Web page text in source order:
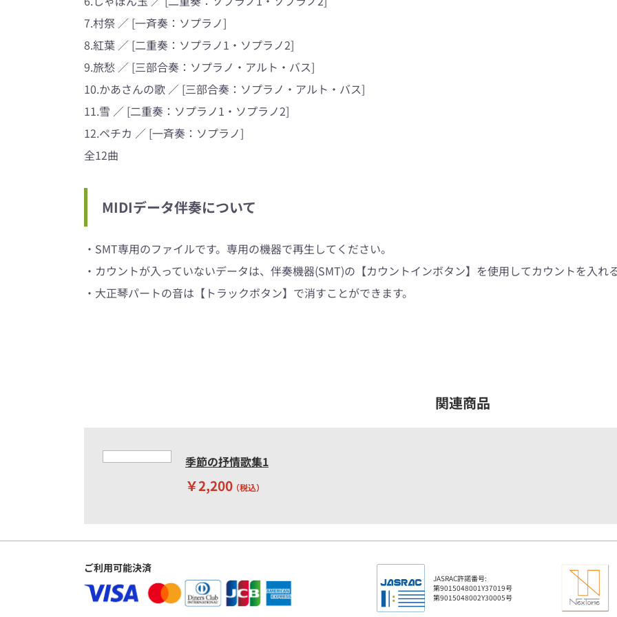
7.村祭 ／ [一斉奏：ソプラノ]
8.紅葉 ／ [二重奏：ソプラノ1・ソプラノ2]
9.旅愁 ／ [三部合奏：ソプラノ・アルト・バス]
10.かあさんの歌 ／ [三部合奏：ソプラノ・アルト・バス]
11.雪 ／ [二重奏：ソプラノ1・ソプラノ2]
12.ペチカ ／ [一斉奏：ソプラノ]
全12曲
MIDIデータ伴奏について
・SMT専用のファイルです。専用の機器で再生してください。
・カウントが入っていないデータは、伴奏機器(SMT)の【カウントインボタン】を使用してカウントを入れ
・大正琴パートの音は【トラックボタン】で消すことができます。
関連商品
季節の抒情歌集1
￥2,200（税込）
ご利用可能決済
JASRAC許諾番号:
第9015048001Y37019号
第9015048002Y30005号